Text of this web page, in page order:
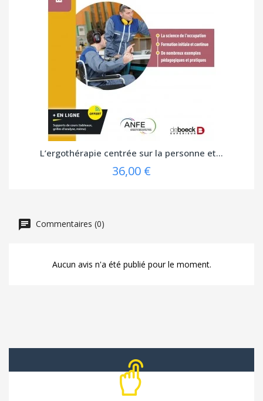
L’ergothérapie centrée sur la personne et...
36,00 €
Commentaires (0)
Aucun avis n'a été publié pour le moment.